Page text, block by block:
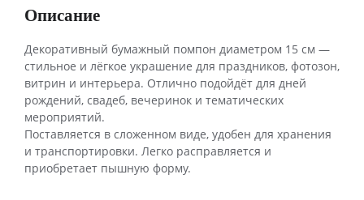
Описание
Декоративный бумажный помпон диаметром 15 см —
стильное и лёгкое украшение для праздников, фотозон,
витрин и интерьера. Отлично подойдёт для дней
рождений, свадеб, вечеринок и тематических
мероприятий.
Поставляется в сложенном виде, удобен для хранения
и транспортировки. Легко расправляется и
приобретает пышную форму.